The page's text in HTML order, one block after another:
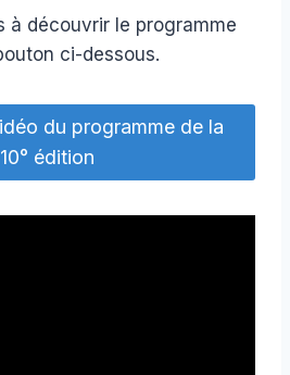
à découvrir le programme
ci-dessous.
du programme de la
10° édition